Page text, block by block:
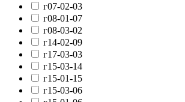
г07-02-03
г08-01-07
г08-03-02
г14-02-09
г17-03-03
г15-03-14
г15-01-15
г15-03-06